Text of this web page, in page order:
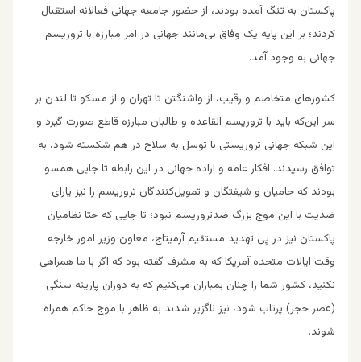
پاکستان به تنگ آمده بودند، از حضور جامعه جهانی فعالانه استقبال
کردند؛ بر این پایه یک وفاق بی‌مانند جهانی در امر مبارزه با تروریسم
جهانی به وجود آمد.
کشورهای متخاصم و رقیب، از واشنگتن تا تهران و از مسکو تا لندن بر
سر این‌که باید با تروریسم القاعده و طالبان مبارزه قاطع صورت گیرد و
این شبکه جهانی تروریستی با توسل به سلاح در هم شکسته شود، به
توافق رسیدند. افکار عامه و اراده جهانی در این رابطه تا جایی همسو
بودند که حامیان و شیفتگان و تمویل‌کنندگان تروریسم را نیز یارای
ضدیت با این موج بزرگ ضدتروریسم نبود؛ تا جایی که حتا نظامیان
پاکستان نیز در پی تهدید مستقیم آرمیتاج، معاون وزیر امور خارجه
وقت ایالات متحده آمریکا که به مشرف گفته بود که اگر با ما همراهی
نکنید، کشور شما را چنان بمباران می‌کنیم که به دوران پارینه سنگی
(عصر حجر) پرتاب شود، نیز ناگزیر شدند به ظاهر با موج حاکم همراه
شوند.